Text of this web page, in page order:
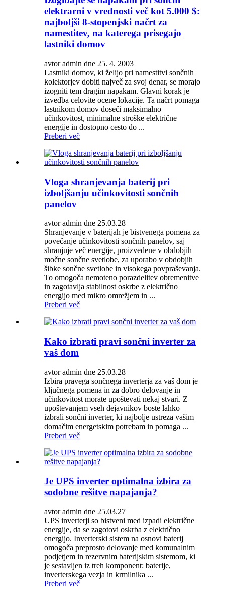
elektrarni v vrednosti več kot 5.000 $:
najboljši 8-stopenjski načrt za
namestitev, na katerega prisegajo
lastniki domov
avtor admin dne 25. 4. 2003
Lastniki domov, ki želijo pri namestitvi sončnih
kolektorjev dobiti največ za svoj denar, se morajo
izogniti tem dragim napakam. Glavni korak je
izvedba celovite ocene lokacije. Ta načrt pomaga
lastnikom domov doseči maksimalno
učinkovitost, minimalne stroške električne
energije in dostopno cesto do ...
Preberi več
Vloga shranjevanja baterij pri
izboljšanju učinkovitosti sončnih
panelov
avtor admin dne 25.03.28
Shranjevanje v baterijah je bistvenega pomena za
povečanje učinkovitosti sončnih panelov, saj
shranjuje več energije, proizvedene v obdobjih
močne sončne svetlobe, za uporabo v obdobjih
šibke sončne svetlobe in visokega povpraševanja.
To omogoča nemoteno porazdelitev obremenitve
in zagotavlja stabilnost oskrbe z električno
energijo med mikro omrežjem in ...
Preberi več
Kako izbrati pravi sončni inverter za
vaš dom
avtor admin dne 25.03.28
Izbira pravega sončnega inverterja za vaš dom je
ključnega pomena in za dobro delovanje in
učinkovitost morate upoštevati nekaj stvari. Z
upoštevanjem vseh dejavnikov boste lahko
izbrali sončni inverter, ki najbolje ustreza vašim
domačim energetskim potrebam in pomaga ...
Preberi več
Je UPS inverter optimalna izbira za
sodobne rešitve napajanja?
avtor admin dne 25.03.27
UPS inverterji so bistveni med izpadi električne
energije, da se zagotovi oskrba z električno
energijo. Inverterski sistem na osnovi baterij
omogoča preprosto delovanje med komunalnim
podjetjem in rezervnim baterijskim sistemom, ki
je sestavljen iz treh komponent: baterije,
inverterskega vezja in krmilnika ...
Preberi več